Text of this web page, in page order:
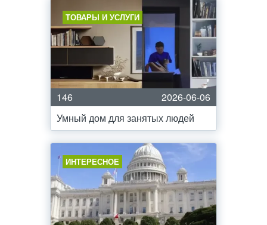
ТОВАРЫ И УСЛУГИ
146
2026-06-06
Умный дом для занятых людей
ИНТЕРЕСНОЕ